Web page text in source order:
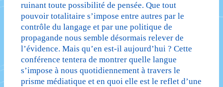
ruinant toute possibilité de pensée. Que tout
pouvoir totalitaire s’impose entre autres par le
contrôle du langage et par une politique de
propagande nous semble désormais relever de
l’évidence. Mais qu’en est-il aujourd’hui ? Cette
conférence tentera de montrer quelle langue
s’impose à nous quotidiennement à travers le
prisme médiatique et en quoi elle est le reflet d’une